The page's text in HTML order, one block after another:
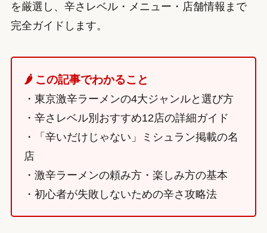
を厳選し、辛さレベル・メニュー・店舗情報まで
完全ガイドします。
🌶️ この記事でわかること
・東京激辛ラーメンの4大ジャンルと選び方
・辛さレベル別おすすめ12店の詳細ガイド
・「辛いだけじゃない」ミシュラン掲載の名
店
・激辛ラーメンの頼み方・楽しみ方の基本
・初心者が失敗しないための辛さ攻略法